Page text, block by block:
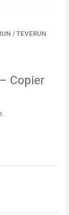
/ TEVERUN
Copier